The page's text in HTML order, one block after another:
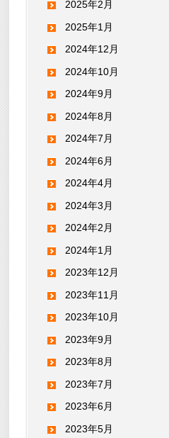
2025年2月
2025年1月
2024年12月
2024年10月
2024年9月
2024年8月
2024年7月
2024年6月
2024年4月
2024年3月
2024年2月
2024年1月
2023年12月
2023年11月
2023年10月
2023年9月
2023年8月
2023年7月
2023年6月
2023年5月